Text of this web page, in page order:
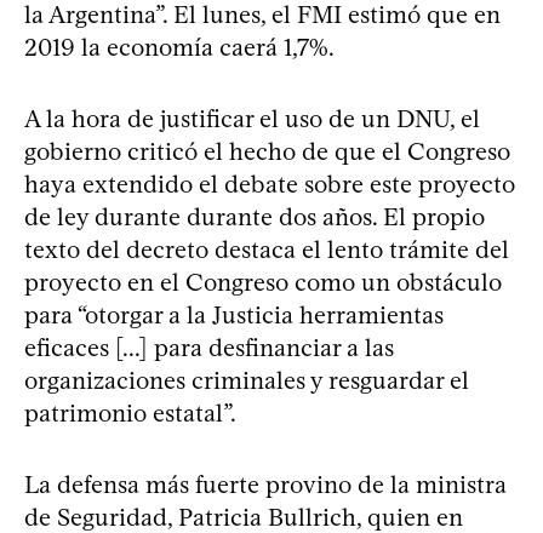
la Argentina”. El lunes, el FMI estimó que en
2019 la economía caerá 1,7%.
A la hora de justificar el uso de un DNU, el
gobierno criticó el hecho de que el Congreso
haya extendido el debate sobre este proyecto
de ley durante durante dos años. El propio
texto del decreto destaca el lento trámite del
proyecto en el Congreso como un obstáculo
para “otorgar a la Justicia herramientas
eficaces [...] para desfinanciar a las
organizaciones criminales y resguardar el
patrimonio estatal”.
La defensa más fuerte provino de la ministra
de Seguridad, Patricia Bullrich, quien en